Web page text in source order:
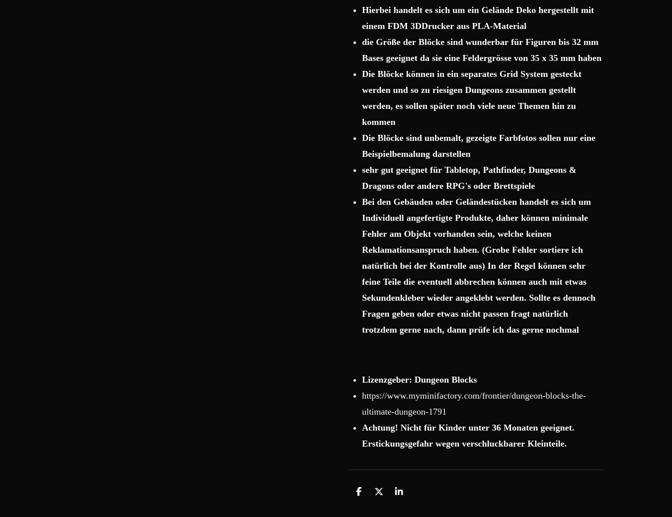
Hierbei handelt es sich um ein Gelände Deko hergestellt mit
einem FDM 3DDrucker aus PLA-Material
die Größe der Blöcke sind wunderbar für Figuren bis 32 mm
Bases geeignet da sie eine Feldergrösse von 35 x 35 mm haben
Die Blöcke können in ein separates Grid System gesteckt
werden und so zu riesigen Dungeons zusammen gestellt
werden, es sollen später noch viele neue Themen hin zu
kommen
Die Blöcke sind unbemalt, gezeigte Farbfotos sollen nur eine
Beispielbemalung darstellen
sehr gut geeignet für Tabletop, Pathfinder, Dungeons &
Dragons oder andere RPG's oder Brettspiele
Bei den Gebäuden oder Geländestücken handelt es sich um
Individuell angefertigte Produkte, daher können minimale
Fehler am Objekt vorhanden sein, welche keinen
Reklamationsanspruch haben. (Grobe Fehler sortiere ich
natürlich bei der Kontrolle aus) In der Regel können sehr
feine Teile die eventuell abbrechen können auch mit etwas
Sekundenkleber wieder angeklebt werden. Sollte es dennoch
Fragen geben oder etwas nicht passen fragt natürlich
trotzdem gerne nach, dann prüfe ich das gerne nochmal
Lizenzgeber: Dungeon Blocks
https://www.myminifactory.com/frontier/dungeon-blocks-the-
ultimate-dungeon-1791
Achtung! Nicht für Kinder unter 36 Monaten geeignet.
Erstickungsgefahr wegen verschluckbarer Kleinteile.
T
T
T